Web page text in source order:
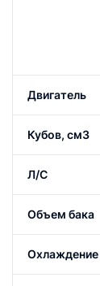
Двигатель
Кубов, см3
Л/С
Объем бака
Охлаждение